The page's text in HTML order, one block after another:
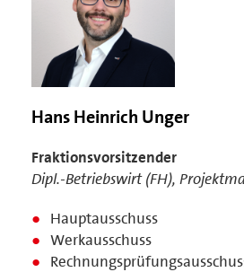
Hans Heinrich Unger
Fraktionsvorsitzender
Dipl.-Betriebswirt (FH),
Hauptausschuss
Werkausschuss